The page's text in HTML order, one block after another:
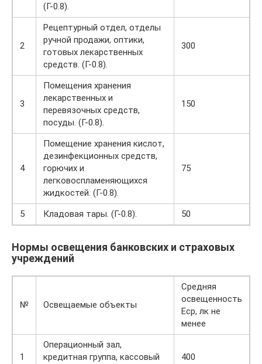
(Г-0.8).
2
Рецептурный отдел, отделы
ручной продажи, оптики,
готовых лекарственных
средств. (Г-0.8).
300
3
Помещения хранения
лекарственных и
перевязочных средств,
посуды. (Г-0.8).
150
4
Помещение хранения кислот,
дезинфекционных средств,
горючих и
легковоспламеняющихся
жидкостей. (Г-0.8).
75
5 Кладовая тары. (Г-0.8). 50
Нормы освещения банковских и страховых
учреждений
№ Освещаемые объекты
Средняя
освещенность
Еср, лк не
менее
1
Операционный зал,
кредитная группа, кассовый
400